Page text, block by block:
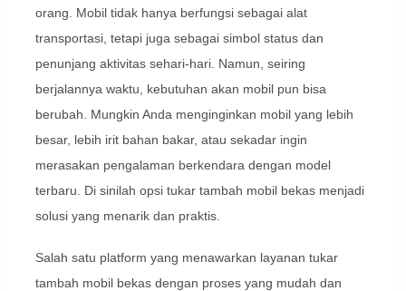
orang. Mobil tidak hanya berfungsi sebagai alat
transportasi, tetapi juga sebagai simbol status dan
penunjang aktivitas sehari-hari. Namun, seiring
berjalannya waktu, kebutuhan akan mobil pun bisa
berubah. Mungkin Anda menginginkan mobil yang lebih
besar, lebih irit bahan bakar, atau sekadar ingin
merasakan pengalaman berkendara dengan model
terbaru. Di sinilah opsi tukar tambah mobil bekas menjadi
solusi yang menarik dan praktis.
Salah satu platform yang menawarkan layanan tukar
tambah mobil bekas dengan proses yang mudah dan